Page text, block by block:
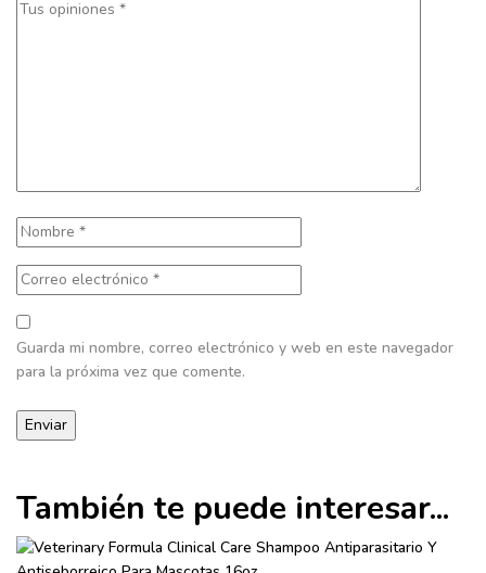
Guarda mi nombre, correo electrónico y web en este navegador
para la próxima vez que comente.
También te puede interesar...